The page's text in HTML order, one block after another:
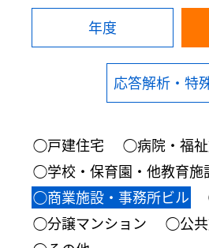
年度
応答解析・特
◯戸建住宅 ◯病院・福
◯学校・保育園・他教育施
◯商業施設・事務所ビル
◯分譲マンション
◯公共